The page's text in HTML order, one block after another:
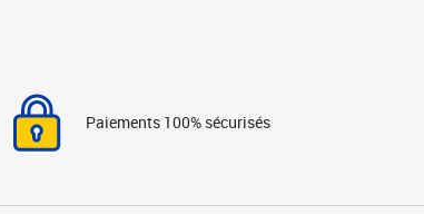
Paiements 100% sécurisés